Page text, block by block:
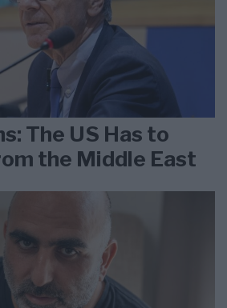
The US Has to
the Middle East